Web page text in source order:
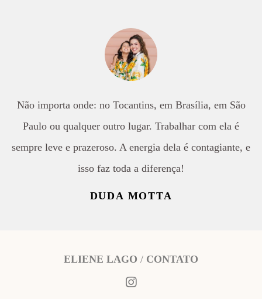
Não importa onde: no Tocantins, em Brasília, em São
Paulo ou qualquer outro lugar. Trabalhar com ela é
sempre leve e prazeroso. A energia dela é contagiante, e
isso faz toda a diferença!
DUDA MOTTA
ELIENE LAGO / CONTATO